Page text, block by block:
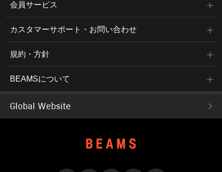
会員サービス
カスタマーサポート・お問い合わせ
規約・方針
BEAMSについて
Global Website